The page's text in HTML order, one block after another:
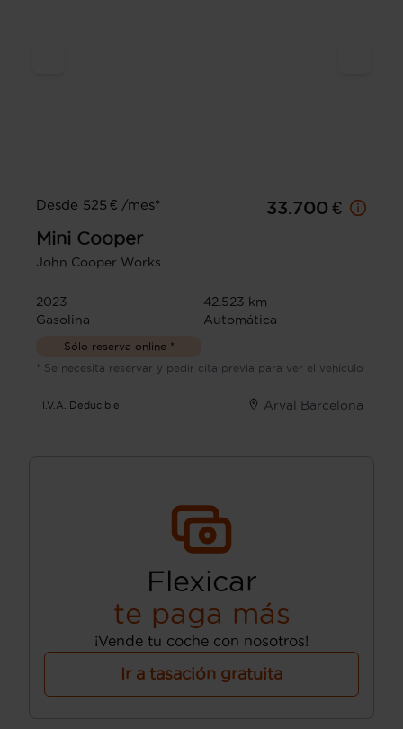
Desde 525 € /mes*
33.700 €
Mini Cooper
John Cooper Works
2023
42.523 km
Gasolina
Automática
Sólo reserva online *
* Se necesita reservar y pedir cita previa para ver el vehículo
I.V.A. Deducible Arval Barcelona
Flexicar
te paga más
¡Vende tu coche con nosotros!
Ir a tasación gratuita